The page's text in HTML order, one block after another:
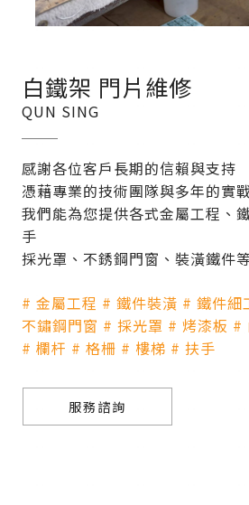
白鐵架 門片維修
QUN SING
感謝各位客戶長期的信賴與支持
憑藉專業的技術團隊與多年的實
我們能為您提供各式金屬工程、
手
採光罩、不銹鋼門窗、裝潢鐵件
# 金屬工程 # 鐵件裝潢 # 鐵件細
不鏽鋼門窗 # 採光罩 # 烤漆板 #
# 欄杆 # 格柵 # 樓梯 # 扶手
服務諮詢